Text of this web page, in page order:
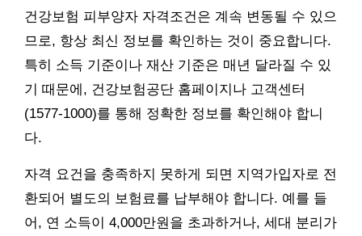
건강보험 피부양자 자격조건은 계속 변동될 수 있으
므로, 항상 최신 정보를 확인하는 것이 중요합니다.
특히 소득 기준이나 재산 기준은 매년 달라질 수 있
기 때문에, 건강보험공단 홈페이지나 고객센터
(1577-1000)를 통해 정확한 정보를 확인해야 합니
다.
자격 요건을 충족하지 못하게 되면 지역가입자로 전
환되어 별도의 보험료를 납부해야 합니다. 예를 들
어, 연 소득이 4,000만원을 초과하거나, 세대 분리가